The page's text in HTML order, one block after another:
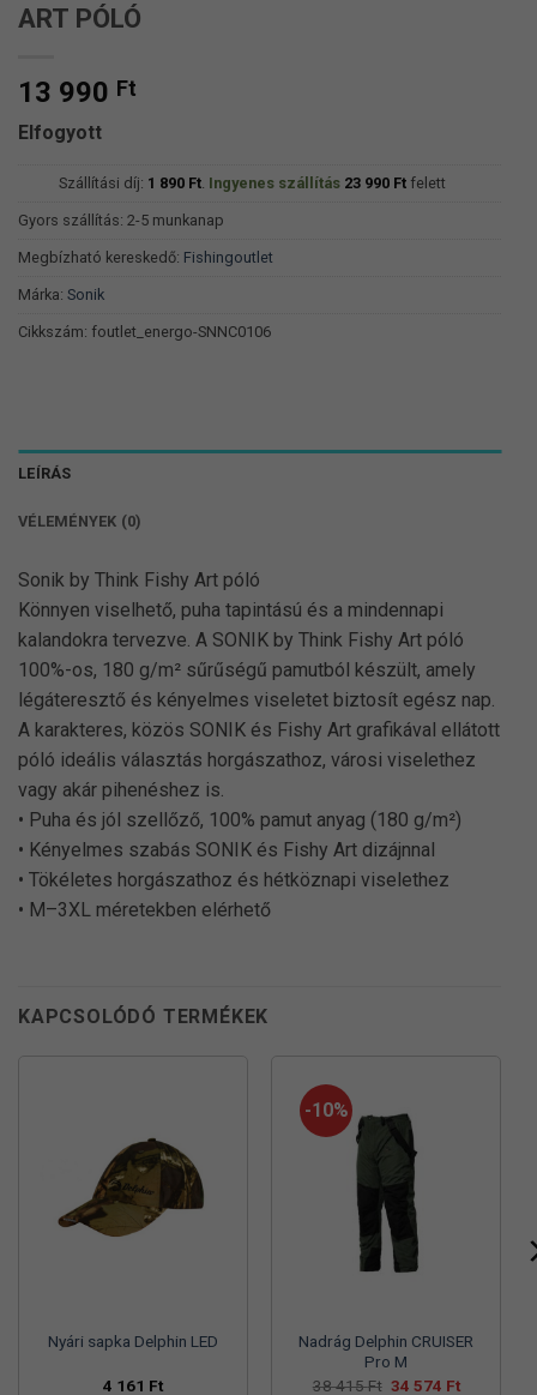
ART PÓLÓ
13 990 Ft
Elfogyott
Szállítási díj: 1 890 Ft. Ingyenes szállítás 23 990 Ftfelett
Gyors szállítás: 2-5 munkanap
Megbízható kereskedő: Fishingoutlet
Márka: Sonik
Cikkszám: foutlet_energo-SNNC0106
LEÍRÁS
VÉLEMÉNYEK (0)
Sonik by Think Fishy Art póló
Könnyen viselhető, puha tapintású és a mindennapi
kalandokra tervezve. A SONIK by Think Fishy Art póló
100%-os, 180 g/m² sűrűségű pamutból készült, amely
légáteresztő és kényelmes viseletet biztosít egész nap.
A karakteres, közös SONIK és Fishy Art grafikával ellátott
póló ideális választás horgászathoz, városi viselethez
vagy akár pihenéshez is.
• Puha és jól szellőző, 100% pamut anyag (180 g/m²)
• Kényelmes szabás SONIK és Fishy Art dizájnnal
• Tökéletes horgászathoz és hétköznapi viselethez
• M–3XL méretekben elérhető
KAPCSOLÓDÓ TERMÉKEK
Nyári sapka Delphin LED
4 161 Ft
-10%
Nadrág Delphin CRUISER
Pro M
38 415Ft Original
34 574 FtCurrent